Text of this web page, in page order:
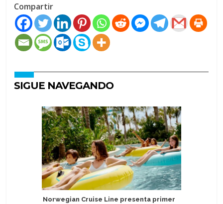
Compartir
SIGUE NAVEGANDO
Norwegian Cruise Line presenta primer